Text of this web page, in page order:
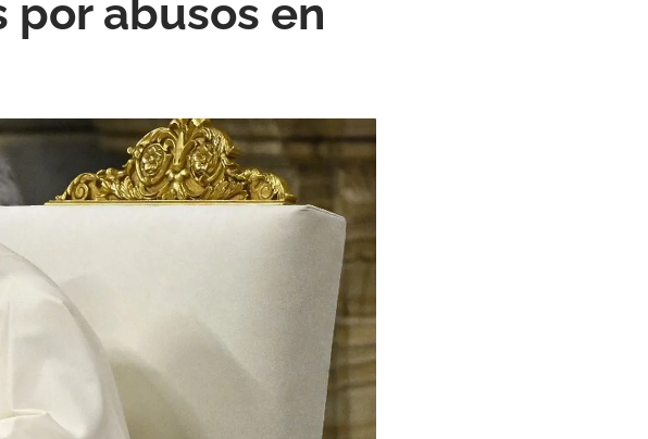
abusos en